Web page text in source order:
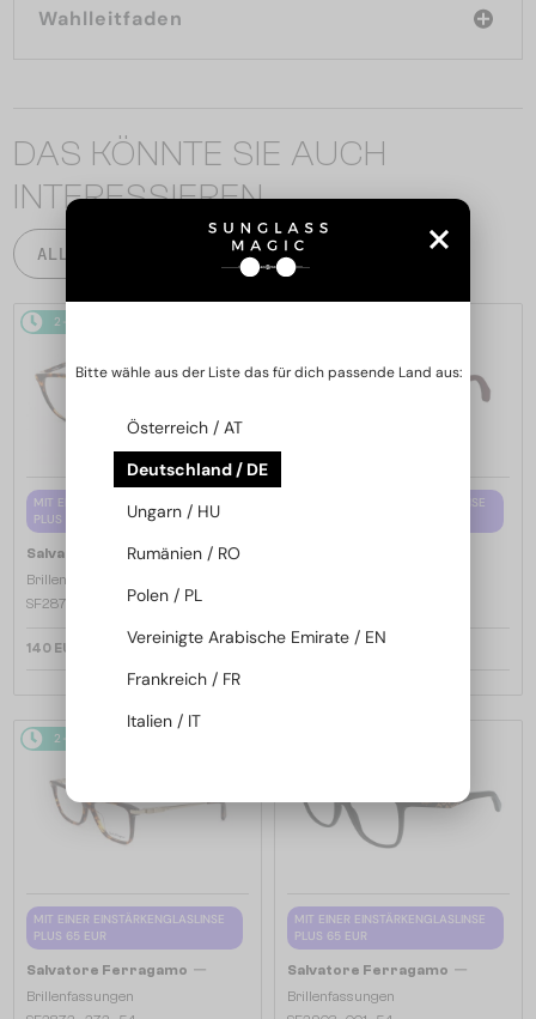
Wahlleitfaden
DAS KÖNNTE SIE AUCH
INTERESSIEREN
ALLE PRODUKTE
2-4 WERKTAGE
MIT EINER EINSTÄRKENGLASLINSE
PLUS 65 EUR
Salvatore Ferragamo—
Brillenfassungen
SF2870 - 219 - 53
140 EUR
MIT EINER EINSTÄRKENGLASLINSE
140 EUR
2-4 WERKTAGE
MIT EINER EINSTÄRKENGLASLINSE
PLUS 65 EUR
Salvatore Ferragamo —
Brillenfassungen
MIT EINER EINSTÄRKENGLASLINSE
PLUS 65 EUR
Salvatore Ferragamo —
Brillenfassungen
Bitte wähle aus der Liste das für dich passende Land aus:
Österreich / AT
Deutschland / DE
Ungarn / HU
Rumänien / RO
Polen / PL
Vereinigte Arabische Emirate / EN
Frankreich / FR
Italien / IT